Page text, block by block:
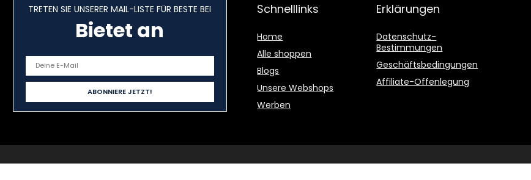
TRETEN SIE UNSERER MAIL-LISTE FÜR BESTE BEI
Bietet an
Schnelllinks
Home
Alle shoppen
Blogs
Unsere Webshops
Werben
Erklärungen
Datenschutz-
Bestimmungen
Geschäftsbedingungen
Affiliate-Offenlegung